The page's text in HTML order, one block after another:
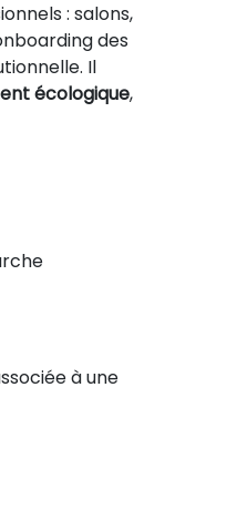
: salons,
des
Il
écologique,
à une